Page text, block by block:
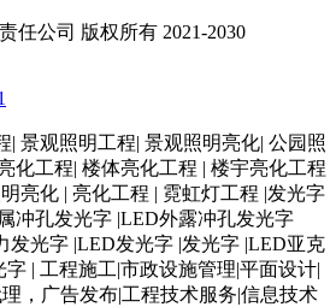
任公司 版权所有 2021-2030
| 景观照明工程| 景观照明亮化| 公园照
化工程| 楼体亮化工程 | 楼宇亮化工程
亮化 | 亮化工程 | 霓虹灯工程 |发光字
冲孔发光字 |LED外露冲孔发光字
发光字 |LED发光字 |发光字 |LED亚克
| 工程施工|市政设施管理|平面设计|
，广告发布|工程技术服务|信息技术